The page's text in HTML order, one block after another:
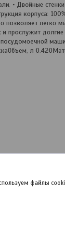
• Двойные
корпуса:
легко
и прослужит
л
файлы